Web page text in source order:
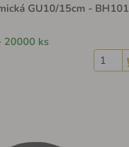
GU10/15cm - BH101
20000 ks